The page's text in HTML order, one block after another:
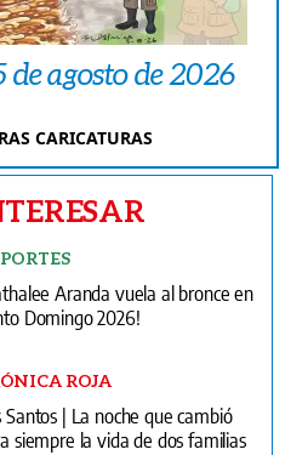
agosto de 2026
CARICATURAS
Aranda vuela al bronce en
Domingo 2026!
ROJA
Santos | La noche que cambió
siempre la vida de dos familias